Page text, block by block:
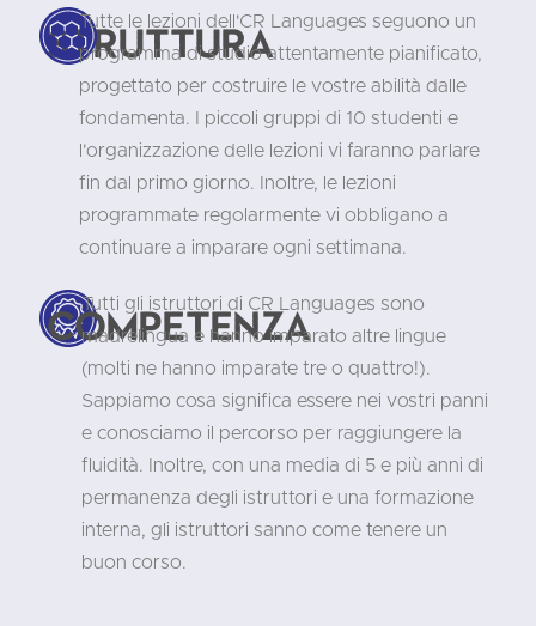
Struttura
Tutte le lezioni dell'CR Languages seguono un
programma di studio attentamente pianificato,
progettato per costruire le vostre abilità dalle
fondamenta. I piccoli gruppi di 10 studenti e
l'organizzazione delle lezioni vi faranno parlare
fin dal primo giorno. Inoltre, le lezioni
programmate regolarmente vi obbligano a
continuare a imparare ogni settimana.
Competenza
Tutti gli istruttori di CR Languages sono
madrelingua e hanno imparato altre lingue
(molti ne hanno imparate tre o quattro!).
Sappiamo cosa significa essere nei vostri panni
e conosciamo il percorso per raggiungere la
fluidità. Inoltre, con una media di 5 e più anni di
permanenza degli istruttori e una formazione
interna, gli istruttori sanno come tenere un
buon corso.